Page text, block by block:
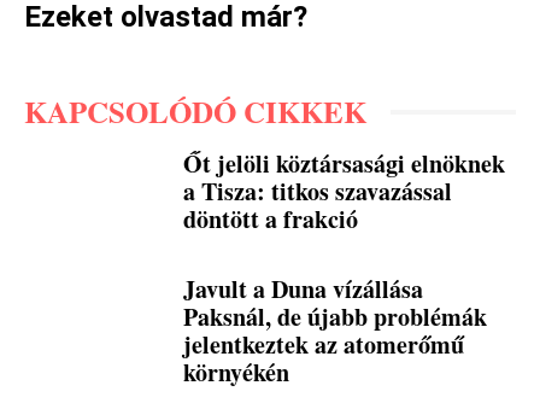
Ezeket olvastad már?
KAPCSOLÓDÓ CIKKEK
Őt jelöli köztársasági elnöknek
a Tisza: titkos szavazással
döntött a frakció
Javult a Duna vízállása
Paksnál, de újabb problémák
jelentkeztek az atomerőmű
környékén